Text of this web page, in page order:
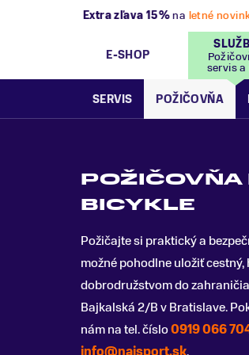
VÝPREDAJ- Zľavy až 70%
E-SHOP
servis a
SERVIS POŽIČOVŇA
POŽIČOVŇA
BICYKLE
Požičajte si praktický a
možné pohodlne uložiť
dobrodružstvom do
Bajkalská 2/B v Bratislave.
nám na tel. číslo0919 066